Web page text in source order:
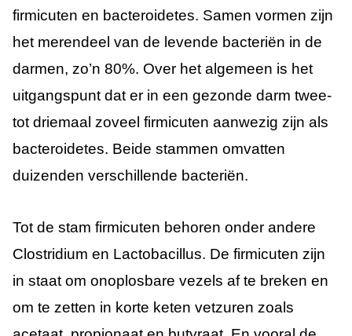
firmicuten en bacteroidetes. Samen vormen zijn
het merendeel van de levende bacteriën in de
darmen, zo’n 80%. Over het algemeen is het
uitgangspunt dat er in een gezonde darm twee-
tot driemaal zoveel firmicuten aanwezig zijn als
bacteroidetes. Beide stammen omvatten
duizenden verschillende bacteriën.
Tot de stam firmicuten behoren onder andere
Clostridium en Lactobacillus. De firmicuten zijn
in staat om onoplosbare vezels af te breken en
om te zetten in korte keten vetzuren zoals